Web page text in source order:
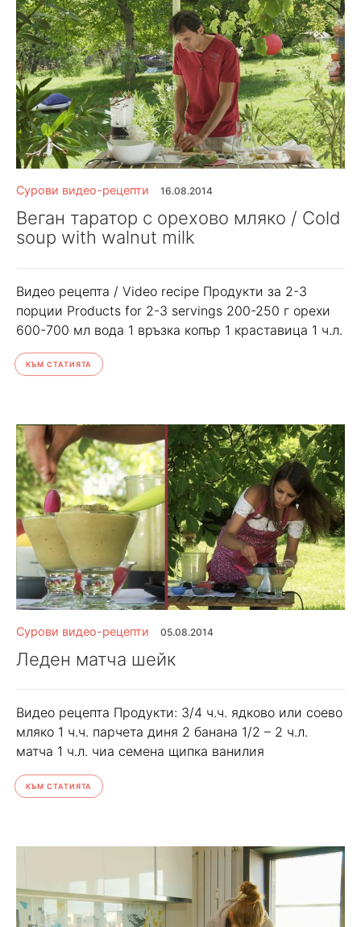
Сурови видео-рецепти 16.08.2014
Веган таратор с орехово мляко / Cold
soup with walnut milk
Видео рецептa / Video recipe Продукти за 2-3
порции Products for 2-3 servings 200-250 г орехи
600-700 мл вода 1 връзка копър 1 краставица 1 ч.л.
КЪМ СТАТИЯТА
Сурови видео-рецепти 05.08.2014
Леден матча шейк
Видео рецепта Продукти: 3/4 ч.ч. ядково или соево
мляко 1 ч.ч. парчета диня 2 банана 1/2 – 2 ч.л.
матча 1 ч.л. чиа семена щипка ванилия
КЪМ СТАТИЯТА